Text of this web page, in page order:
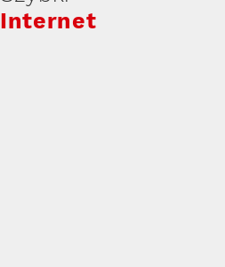
Internet